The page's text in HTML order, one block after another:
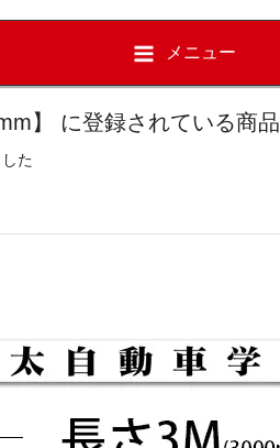
メニュー
】 に登録されている商品
た